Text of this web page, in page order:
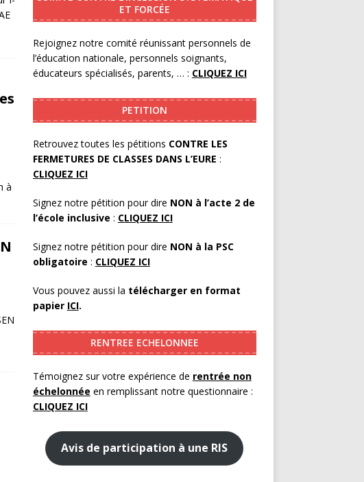
à
ET FORCÉE
Rejoignez notre comité réunissant personnels de
l’éducation nationale, personnels soignants,
éducateurs spécialisés, parents, … : CLIQUEZ ICI
PETITION
Retrouvez toutes les pétitions CONTRE LES
FERMETURES DE CLASSES DANS L’EURE :
CLIQUEZ ICI
Signez notre pétition pour dire NON à l’acte 2 de
l’école inclusive : CLIQUEZ ICI
Signez notre pétition pour dire NON à la PSC
obligatoire : CLIQUEZ ICI
Vous pouvez aussi la télécharger en format
papier ICI.
RENTREE ECHELONNEE
Témoignez sur votre expérience de rentrée non
échelonnée en remplissant notre questionnaire :
CLIQUEZ ICI
Avis de participation à une RIS